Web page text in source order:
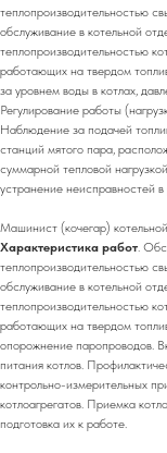
теплопроизводительностью
обслуживание в котельной
теплопроизводительностью
работающих на твердом
за уровнем воды в котлах,
Регулирование работы
Наблюдение за подачей
станций мятого пара,
суммарной тепловой
устранение неисправностей
Машинист (кочегар)
Характеристика работ.
теплопроизводительностью
обслуживание в котельной
теплопроизводительностью
работающих на твердом
опорожнение паропроводов.
питания котлов.
контрольно-измерительных
котлоагрегатов. Приемка
подготовка их к работе.